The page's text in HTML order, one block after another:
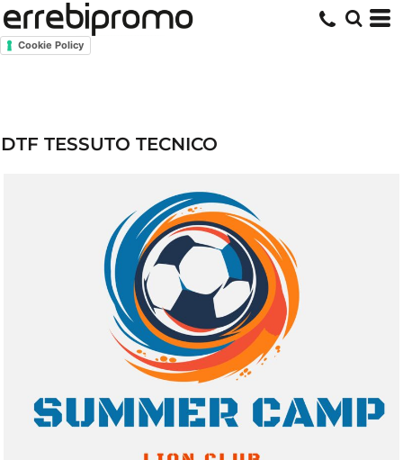
Cookie Policy
DTF TESSUTO TECNICO